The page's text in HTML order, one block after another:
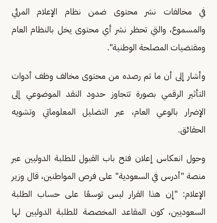
في مخالفات نشر محتوى ضمن نظام الإعلام المرئي
والمسموع، والتي تحظر نشر أي محتوى يخل بالنظام العام
ومقتضيات المصلحة الوطنية".
وأشار إلى أن ما تم رصده من محتوى مخالف وظف أدوات
التأثير الرقمي بصورة تتجاوز حدود النقد الموضوعي إلى
الإضرار بالوعي العام، عبر التضليل المعلوماتي وتشويه
الحقائق.
وحول انعكاس إعلان فتح باب القبول للطلبة الدوليين عبر
منصة "أدرس في السعودية" على فرص المواطنين، قال وزير
الإعلام: "إن هذا القرار ليس توسعًا على حساب الطلبة
السعوديين، كون المقاعد المخصصة للطلبة الدوليين لها